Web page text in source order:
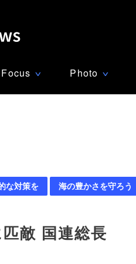
Focus ∨ Photo ∨
な対策を 海の豊かさを守ろう
敵 国連総長